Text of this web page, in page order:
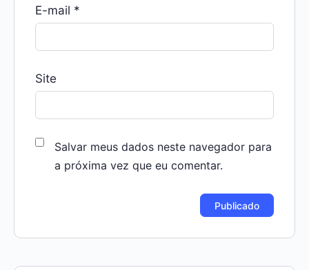
E-mail *
Site
Salvar meus dados neste navegador para
a próxima vez que eu comentar.